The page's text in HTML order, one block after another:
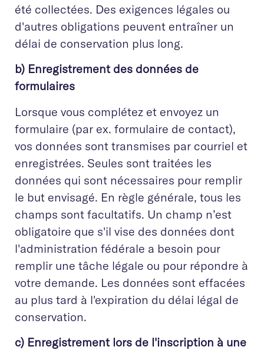
été collectées. Des exigences légales ou
d'autres obligations peuvent entraîner un
délai de conservation plus long.
b) Enregistrement des données de
formulaires
Lorsque vous complétez et envoyez un
formulaire (par ex. formulaire de contact),
vos données sont transmises par courriel et
enregistrées. Seules sont traitées les
données qui sont nécessaires pour remplir
le but envisagé. En règle générale, tous les
champs sont facultatifs. Un champ n’est
obligatoire que s'il vise des données dont
l'administration fédérale a besoin pour
remplir une tâche légale ou pour répondre à
votre demande. Les données sont effacées
au plus tard à l'expiration du délai légal de
conservation.
c) Enregistrement lors de l'inscription à une